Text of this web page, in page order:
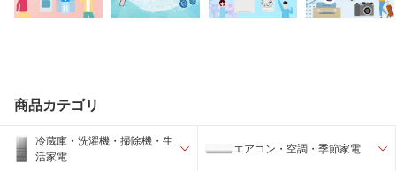
商品カテゴリ
冷蔵庫・洗濯機・掃除機・生
活家電
エアコン・空調・季節家電